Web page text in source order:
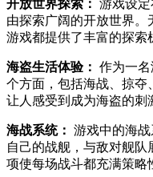
开放世界探索： 游戏设
由探索广阔的开放世界。
游戏都提供了丰富的探索
海盗生活体验： 作为一
个方面，包括海战、掠夺
让人感受到成为海盗的刺
海战系统： 游戏中的海
自己的战舰，与敌对舰
项使每场战斗都充满策略